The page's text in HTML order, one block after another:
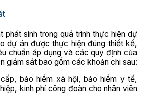
phát sinh trong quá trình thực hiện dự
dự án được thực hiện đúng thiết kế,
chuẩn áp dụng và các quy định của
giám sát bao gồm các khoản chi sau:
bảo hiểm xã hội, bảo hiểm y tế,
kinh phí công đoàn cho nhân viên